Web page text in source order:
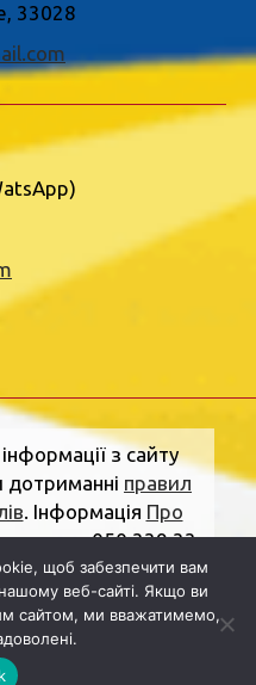
33028
з сайту
правил
. Інформація Про
тел. 050 339 33
.Адреса
Рівне, Рівненська
пошта:
щоб забезпечити вам
веб-сайті. Якщо ви
сайтом, ми вважатимемо,